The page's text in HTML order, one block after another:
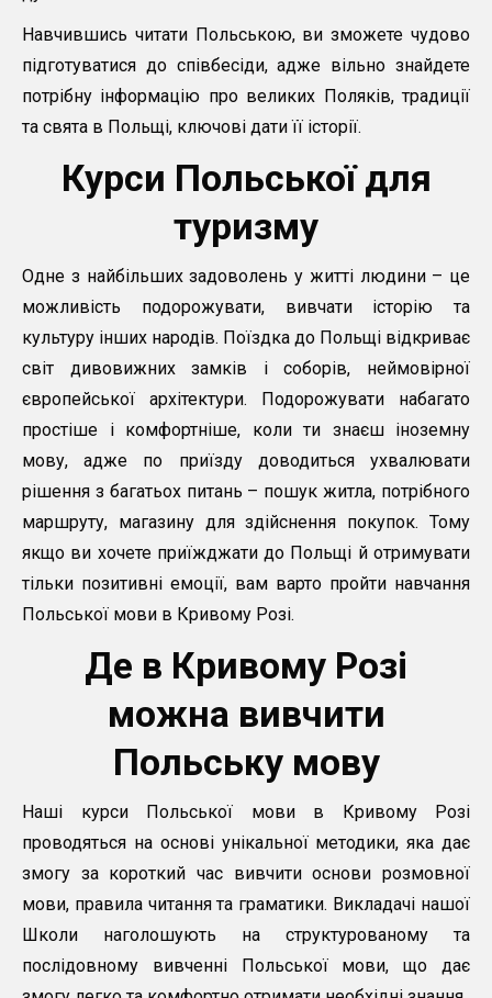
Навчившись читати Польською, ви зможете чудово
підготуватися до співбесіди, адже вільно знайдете
потрібну інформацію про великих Поляків, традиції
та свята в Польщі, ключові дати її історії.
Курси Польської для
туризму
Одне з найбільших задоволень у житті людини – це
можливість подорожувати, вивчати історію та
культуру інших народів. Поїздка до Польщі відкриває
світ дивовижних замків і соборів, неймовірної
європейської архітектури. Подорожувати набагато
простіше і комфортніше, коли ти знаєш іноземну
мову, адже по приїзду доводиться ухвалювати
рішення з багатьох питань – пошук житла, потрібного
маршруту, магазину для здійснення покупок. Тому
якщо ви хочете приїжджати до Польщі й отримувати
тільки позитивні емоції, вам варто пройти навчання
Польської мови в Кривому Розі.
Де в Кривому Розі
можна вивчити
Польську мову
Наші курси Польської мови в Кривому Розі
проводяться на основі унікальної методики, яка дає
змогу за короткий час вивчити основи розмовної
мови, правила читання та граматики. Викладачі нашої
Школи наголошують на структурованому та
послідовному вивченні Польської мови, що дає